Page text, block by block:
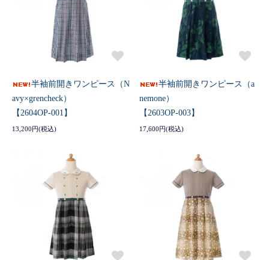
半袖前開きワンピース（N
avy×grencheck）
【2604OP-001】
13,200円(税込)
半袖前開きワンピース（a
nemone）
【2603OP-003】
17,600円(税込)